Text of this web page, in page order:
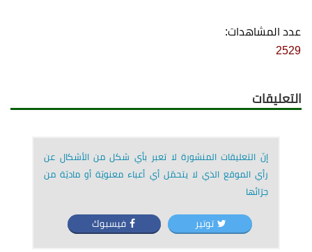
عدد المشاهدات:
2529
التعليقات
إنّ التعليقات المنشورة لا تعبر بأي شكل من الأشكال عن
رأي الموقع الذي لا يتحمّل أي أعباء معنويّة أو ماديّة من
جرّائها
توتير فيسبوك